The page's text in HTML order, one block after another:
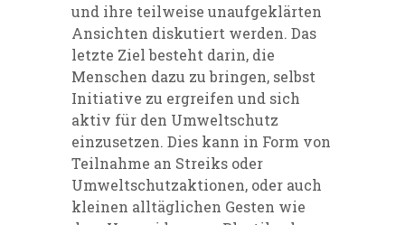
und ihre teilweise unaufgeklärten
Ansichten diskutiert werden. Das
letzte Ziel besteht darin, die
Menschen dazu zu bringen, selbst
Initiative zu ergreifen und sich
aktiv für den Umweltschutz
einzusetzen. Dies kann in Form von
Teilnahme an Streiks oder
Umweltschutzaktionen, oder auch
kleinen alltäglichen Gesten wie